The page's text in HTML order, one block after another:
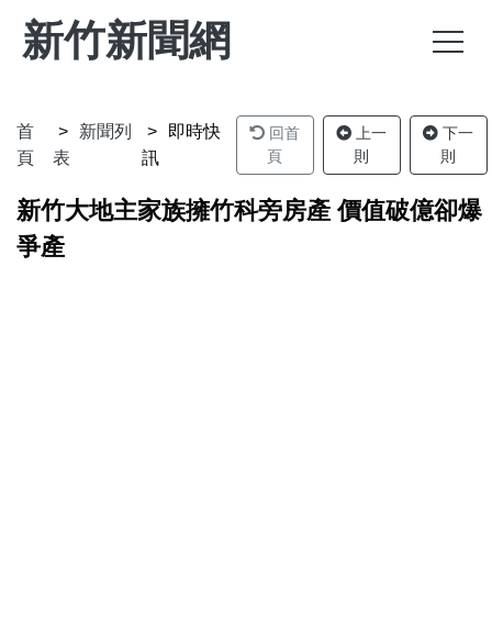
新竹新聞網
首
頁
新聞列
表
即時快
訊
回首
頁
上一
則
下一
則
新竹大地主家族擁竹科旁房產 價值破億卻爆
爭產